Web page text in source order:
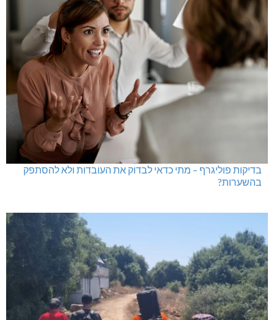
בדיקות פוליגרף – מתי כדאי לבדוק את העובדות ולא להסתפק
בהשערות?